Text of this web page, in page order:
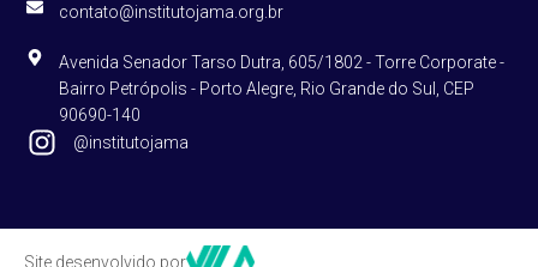
contato@institutojama.org.br
Avenida Senador Tarso Dutra, 605/1802 - Torre Corporate -
Bairro Petrópolis - Porto Alegre, Rio Grande do Sul, CEP
90690-140
@institutojama
Site desenvolvido por